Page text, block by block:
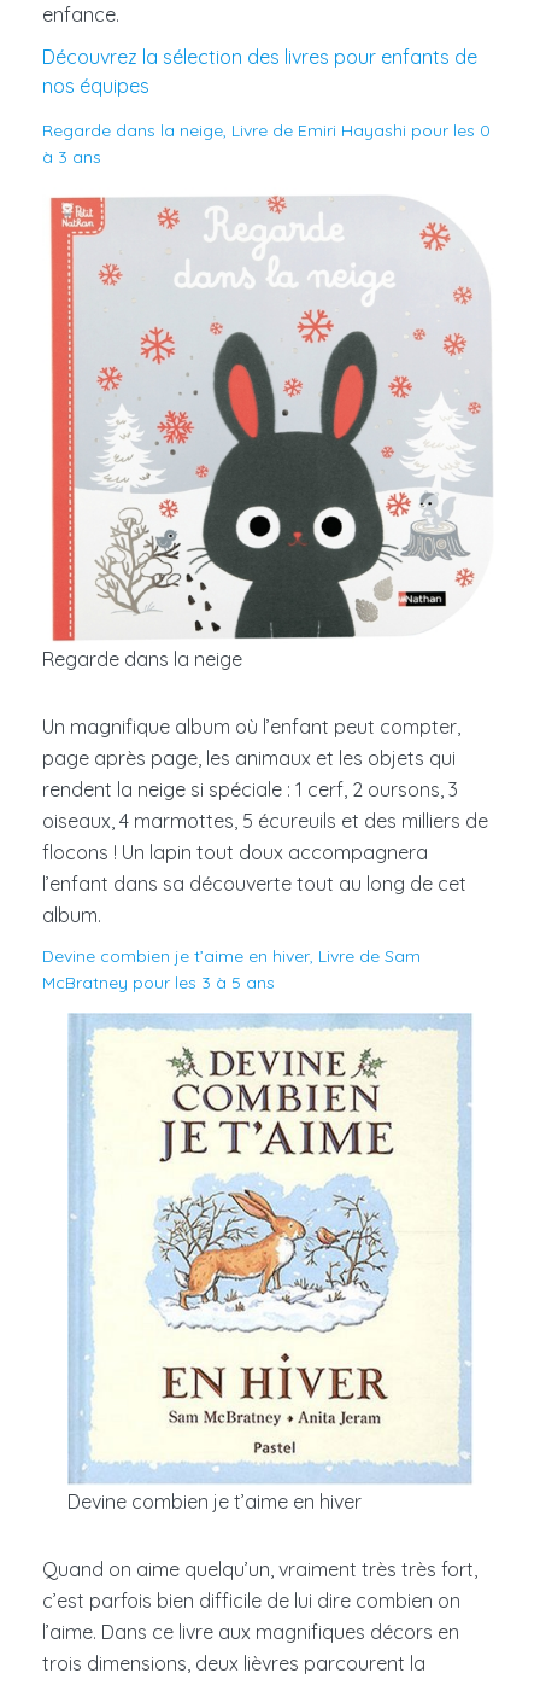
enfance.
Découvrez la sélection des livres pour enfants de
nos équipes
Regarde dans la neige, Livre de Emiri Hayashi pour les 0
à 3 ans
Regarde dans la neige
Un magnifique album où l’enfant peut compter,
page après page, les animaux et les objets qui
rendent la neige si spéciale : 1 cerf, 2 oursons, 3
oiseaux, 4 marmottes, 5 écureuils et des milliers de
flocons ! Un lapin tout doux accompagnera
l’enfant dans sa découverte tout au long de cet
album.
Devine combien je t’aime en hiver, Livre de Sam
McBratney pour les 3 à 5 ans
Devine combien je t’aime en hiver
Quand on aime quelqu’un, vraiment très très fort,
c’est parfois bien difficile de lui dire combien on
l’aime. Dans ce livre aux magnifiques décors en
trois dimensions, deux lièvres parcourent la